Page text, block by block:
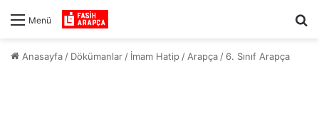
Menü
Anasayfa / Dökümanlar / İmam Hatip / Arapça / 6. Sınıf Arapça